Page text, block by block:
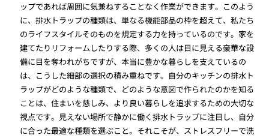
ップであれば周囲に気兼ねすることなく作業ができます。このよう
に、排水トラップの種類は、単なる機能部品の枠を超えて、私たち
のライフスタイルそのものを規定する力を持っているのです。家を
建てたりリフォームしたりする際、多くの人は目に見える豪華な設
備に目を奪われがちですが、本当に豊かな暮らしを支えているの
は、こうした細部の選択の積み重ねです。自分のキッチンの排水ト
ラップがどのような種類で、どのような意図で作られたのかを知る
ことは、住まいを慈しみ、より良い暮らしを追求するための大切な
視点です。見えない場所で静かに働く排水トラップに注目し、自分
に合った最適な種類を選ぶこと。それこそが、ストレスフリーで洗